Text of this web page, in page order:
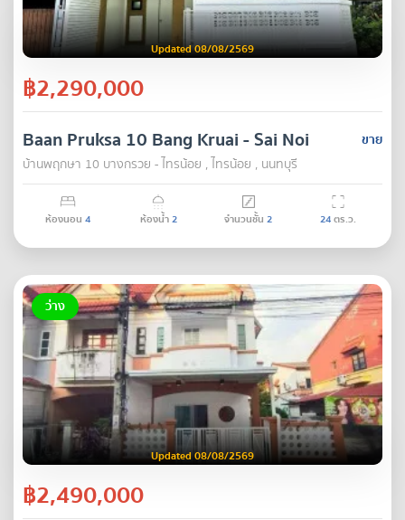
Updated 08/08/2569
฿2,290,000
ขาย
Baan Pruksa 10 Bang Kruai - Sai Noi
บ้านพฤกษา 10 บางกรวย - ไทรน้อย , ไทรน้อย , นนทบุรี
ห้องนอน 4 ห้องน้ำ2 จำนวนชั้น 2 24ตร.ว.
ว่าง
Updated 08/08/2569
฿2,490,000